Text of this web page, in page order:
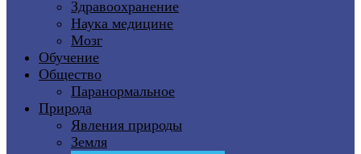
Здравоохранение
Наука медицине
Мозг
Обучение
Общество
Паранормальное
Природа
Явления природы
Земля